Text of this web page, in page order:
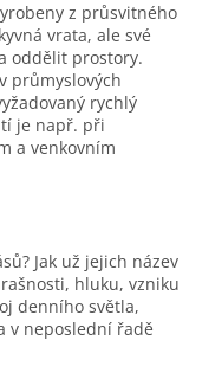
z průsvitného
vrata, ale své
oddělit prostory.
průmyslových
rychlý
je např. při
a venkovním
Jak už jejich název
hluku, vzniku
denního světla,
v neposlední řadě